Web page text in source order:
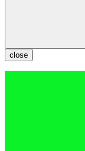
close